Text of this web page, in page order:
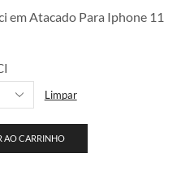
em Atacado Para Iphone 11
Limpar
AO CARRINHO